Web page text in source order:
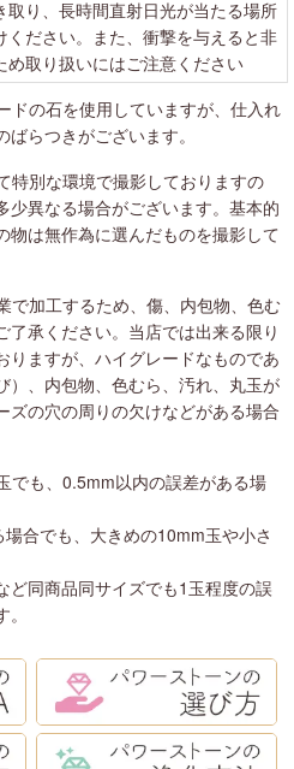
取り、長時間直射日光が当たる場所
ください。また、衝撃を与えると非
め取り扱いにはご注意ください
ドの石を使用していますが、仕入れ
らつきがございます。
特別な環境で撮影しておりますの
少異なる場合がございます。基本的
物は無作為に選んだものを撮影して
で加工するため、傷、内包物、色む
了承ください。当店では出来る限り
りますが、ハイグレードなものであ
）、内包物、色むら、汚れ、丸玉が
ズの穴の周りの欠けなどがある場合
でも、0.5mm以内の誤差がある場
合でも、大きめの10mm玉や小さ
ど同商品同サイズでも1玉程度の誤